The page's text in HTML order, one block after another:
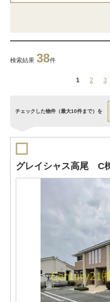
検索結果 38件
1 2 3
チェックした物件（最大10件まで）を
グレイシャス高尾 C